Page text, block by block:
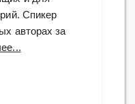
Спикер
авторах за
“вебинар